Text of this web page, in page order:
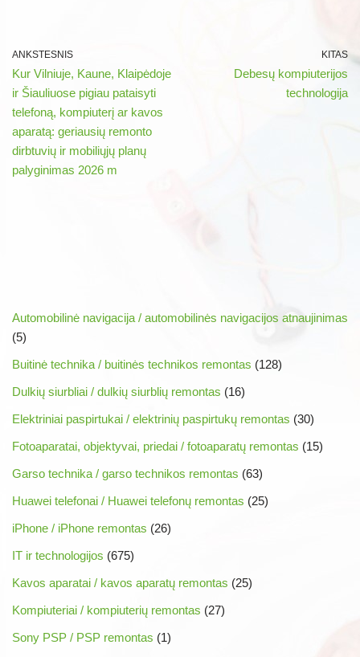
ANKSTESNIS
Kur Vilniuje, Kaune, Klaipėdoje
ir Šiauliuose pigiau pataisyti
telefoną, kompiuterį ar kavos
aparatą: geriausių remonto
dirbtuvių ir mobiliųjų planų
palyginimas 2026 m
KITAS
Debesų kompiuterijos
technologija
Automobilinė navigacija / automobilinės navigacijos atnaujinimas
(5)
Buitinė technika / buitinės technikos remontas (128)
Dulkių siurbliai / dulkių siurblių remontas (16)
Elektriniai paspirtukai / elektrinių paspirtukų remontas (30)
Fotoaparatai, objektyvai, priedai / fotoaparatų remontas (15)
Garso technika / garso technikos remontas (63)
Huawei telefonai / Huawei telefonų remontas (25)
iPhone / iPhone remontas (26)
IT ir technologijos (675)
Kavos aparatai / kavos aparatų remontas (25)
Kompiuteriai / kompiuterių remontas (27)
Sony PSP / PSP remontas (1)